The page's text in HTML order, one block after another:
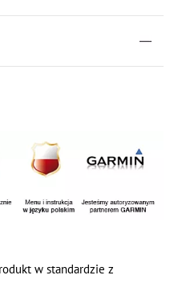
w standardzie z